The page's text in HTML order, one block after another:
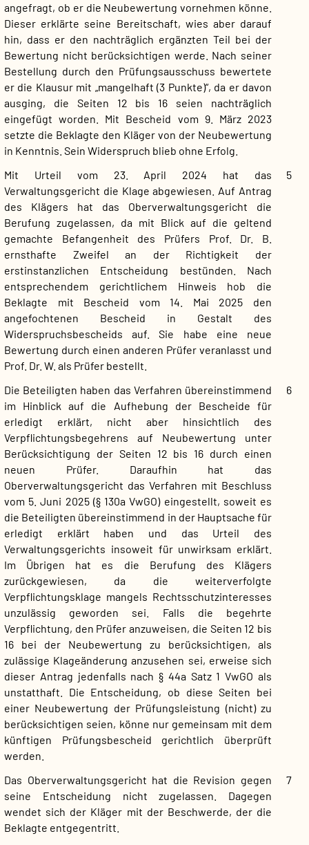
angefragt, ob er die Neubewertung vornehmen könne.
Dieser erklärte seine Bereitschaft, wies aber darauf
hin, dass er den nachträglich ergänzten Teil bei der
Bewertung nicht berücksichtigen werde. Nach seiner
Bestellung durch den Prüfungsausschuss bewertete
er die Klausur mit „mangelhaft (3 Punkte)“, da er davon
ausging, die Seiten 12 bis 16 seien nachträglich
eingefügt worden. Mit Bescheid vom 9. März 2023
setzte die Beklagte den Kläger von der Neubewertung
in Kenntnis. Sein Widerspruch blieb ohne Erfolg.
5
Mit Urteil vom 23. April 2024 hat das
Verwaltungsgericht die Klage abgewiesen. Auf Antrag
des Klägers hat das Oberverwaltungsgericht die
Berufung zugelassen, da mit Blick auf die geltend
gemachte Befangenheit des Prüfers Prof. Dr. B.
ernsthafte Zweifel an der Richtigkeit der
erstinstanzlichen Entscheidung bestünden. Nach
entsprechendem gerichtlichem Hinweis hob die
Beklagte mit Bescheid vom 14. Mai 2025 den
angefochtenen Bescheid in Gestalt des
Widerspruchsbescheids auf. Sie habe eine neue
Bewertung durch einen anderen Prüfer veranlasst und
Prof. Dr. W. als Prüfer bestellt.
6
Die Beteiligten haben das Verfahren übereinstimmend
im Hinblick auf die Aufhebung der Bescheide für
erledigt erklärt, nicht aber hinsichtlich des
Verpflichtungsbegehrens auf Neubewertung unter
Berücksichtigung der Seiten 12 bis 16 durch einen
neuen Prüfer. Daraufhin hat das
Oberverwaltungsgericht das Verfahren mit Beschluss
vom 5. Juni 2025 (§ 130a VwGO) eingestellt, soweit es
die Beteiligten übereinstimmend in der Hauptsache für
erledigt erklärt haben und das Urteil des
Verwaltungsgerichts insoweit für unwirksam erklärt.
Im Übrigen hat es die Berufung des Klägers
zurückgewiesen, da die weiterverfolgte
Verpflichtungsklage mangels Rechtsschutzinteresses
unzulässig geworden sei. Falls die begehrte
Verpflichtung, den Prüfer anzuweisen, die Seiten 12 bis
16 bei der Neubewertung zu berücksichtigen, als
zulässige Klageänderung anzusehen sei, erweise sich
dieser Antrag jedenfalls nach § 44a Satz 1 VwGO als
unstatthaft. Die Entscheidung, ob diese Seiten bei
einer Neubewertung der Prüfungsleistung (nicht) zu
berücksichtigen seien, könne nur gemeinsam mit dem
künftigen Prüfungsbescheid gerichtlich überprüft
werden.
7
Das Oberverwaltungsgericht hat die Revision gegen
seine Entscheidung nicht zugelassen. Dagegen
wendet sich der Kläger mit der Beschwerde, der die
Beklagte entgegentritt.